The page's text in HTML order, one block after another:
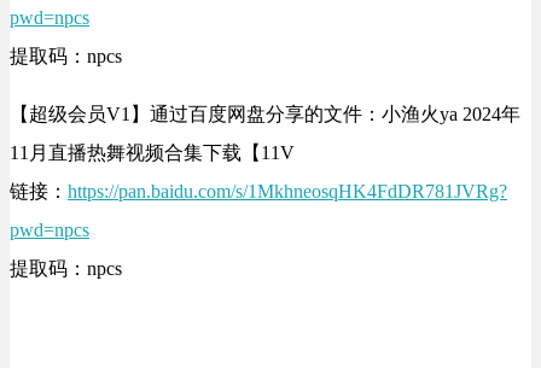
pwd=npcs
提取码：npcs
【超级会员V1】通过百度网盘分享的文件：小渔火ya 2024年
11月直播热舞视频合集下载【11V
链接： https://pan.baidu.com/s/1MkhneosqHK4FdDR781JVRg?
pwd=npcs
提取码：npcs